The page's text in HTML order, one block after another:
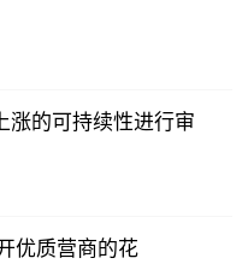
涨的可持续性进行审
优质营商的花